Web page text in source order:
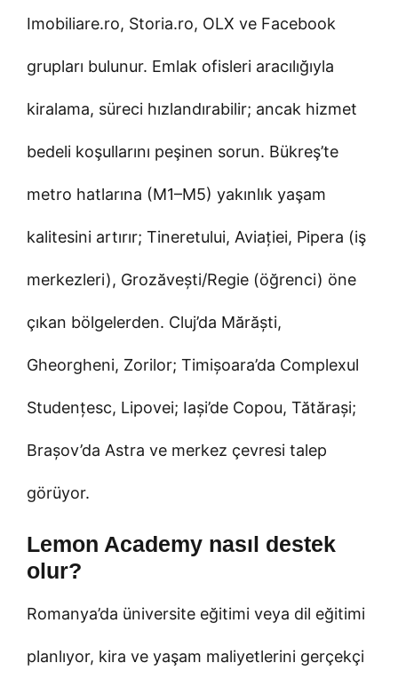
Imobiliare.ro, Storia.ro, OLX ve Facebook
grupları bulunur. Emlak ofisleri aracılığıyla
kiralama, süreci hızlandırabilir; ancak hizmet
bedeli koşullarını peşinen sorun. Bükreş’te
metro hatlarına (M1–M5) yakınlık yaşam
kalitesini artırır; Tineretului, Aviației, Pipera (iş
merkezleri), Grozăvești/Regie (öğrenci) öne
çıkan bölgelerden. Cluj’da Mărăști,
Gheorgheni, Zorilor; Timișoara’da Complexul
Studențesc, Lipovei; Iași’de Copou, Tătărași;
Brașov’da Astra ve merkez çevresi talep
görüyor.
Lemon Academy nasıl destek
olur?
Romanya’da üniversite eğitimi veya dil eğitimi
planlıyor, kira ve yaşam maliyetlerini gerçekçi